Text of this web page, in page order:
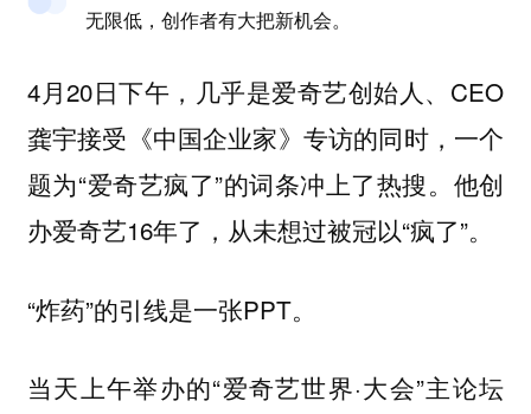
无限低，创作者有大把新机会。
4月20日下午，几乎是爱奇艺创始人、CEO
龚宇接受《中国企业家》专访的同时，一个
题为“爱奇艺疯了”的词条冲上了热搜。他创
办爱奇艺16年了，从未想过被冠以“疯了”。
“炸药”的引线是一张PPT。
当天上午举办的“爱奇艺世界·大会”主论坛